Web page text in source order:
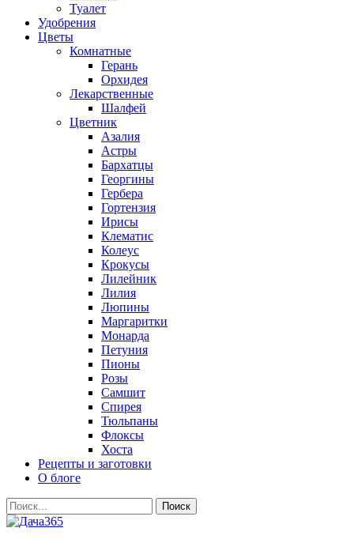
Туалет
Удобрения
Цветы
Комнатные
Герань
Орхидея
Лекарственные
Шалфей
Цветник
Азалия
Астры
Бархатцы
Георгины
Гербера
Гортензия
Ирисы
Клематис
Колеус
Крокусы
Лилейник
Лилия
Люпины
Маргаритки
Монарда
Петуния
Пионы
Розы
Самшит
Спирея
Тюльпаны
Флоксы
Хоста
Рецепты и заготовки
О блоге